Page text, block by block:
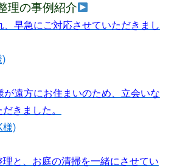
理の事例紹介
、早急にご対応させていただきまし
)
が遠方にお住まいのため、立会いな
きました。
様)
理と、お庭の清掃を一緒にさせてい